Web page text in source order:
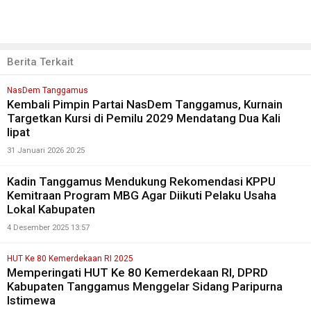
Berita Terkait
NasDem Tanggamus
Kembali Pimpin Partai NasDem Tanggamus, Kurnain
Targetkan Kursi di Pemilu 2029 Mendatang Dua Kali
lipat
31 Januari 2026 20:25
Kadin Tanggamus Mendukung Rekomendasi KPPU
Kemitraan Program MBG Agar Diikuti Pelaku Usaha
Lokal Kabupaten
4 Desember 2025 13:57
HUT Ke 80 Kemerdekaan RI 2025
Memperingati HUT Ke 80 Kemerdekaan RI, DPRD
Kabupaten Tanggamus Menggelar Sidang Paripurna
Istimewa